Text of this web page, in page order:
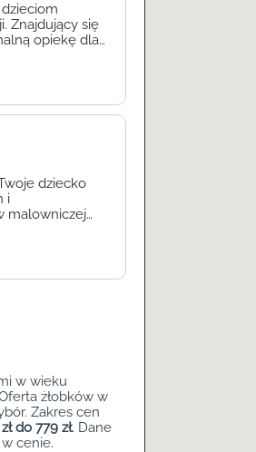
Znajdujący się
opiekę dla
zapewnienie
i
dziecko
i
malowniczej
w wieku
dziecku
w wieku
żłobków w
Zakres cen
do 779 zł. Dane
cenie.